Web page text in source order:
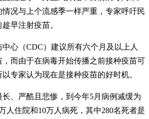
况与上个流感季一样严重，专家呼吁民
早注射疫苗。
心（CDC）建议所有六个月及以上人
而由于在病毒开始传播之前接种疫苗可
专家认为现在是接种疫苗的好时机。
、严酷且悲惨，到今年5月病例减缓为
人住院和10万人病死，其中280名死者是